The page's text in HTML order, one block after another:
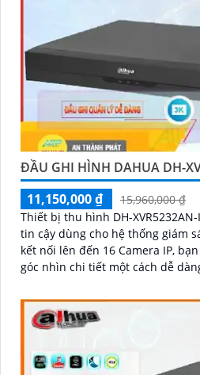
ĐẦU GHI HÌNH DAHUA DH-
11,150,000 ₫
15,960,000 ₫
Thiết bị thu hình DH-
tin cậy dùng cho hệ thống giám sát an
kết nối lên đến 16 Camera IP,
góc nhìn chi tiết một cách dễ